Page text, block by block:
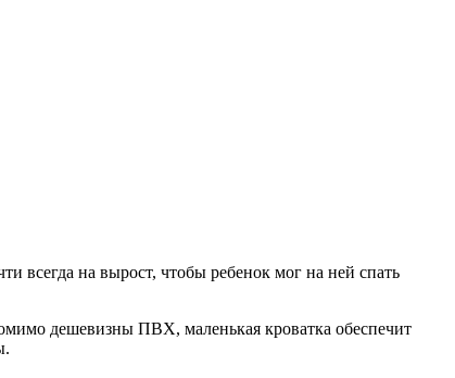
всегда на вырост, чтобы ребенок мог на ней спать
дешевизны ПВХ, маленькая кроватка обеспечит